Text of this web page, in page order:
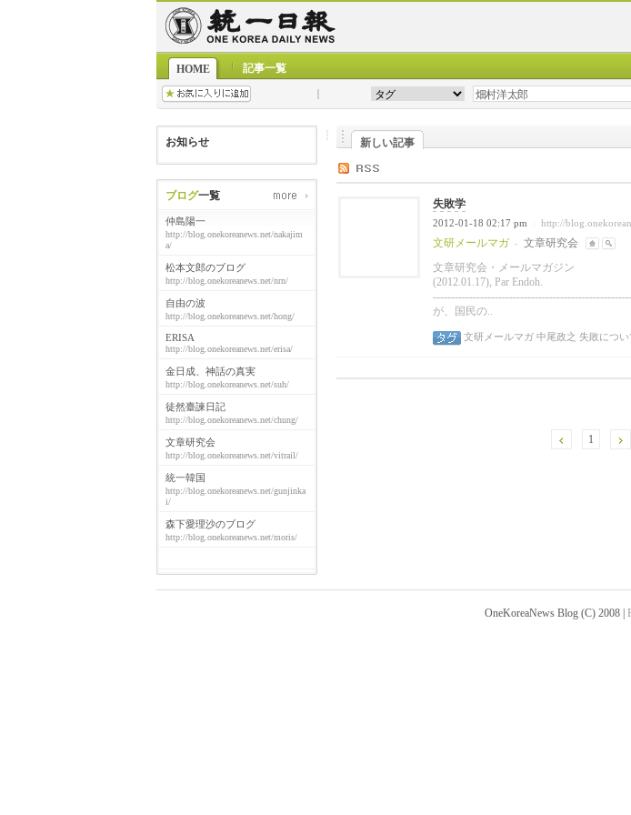
HOME 記事一覧
お知らせ
ブログ一覧
仲島陽一
http://blog.onekoreanews.net/nakajim
a/
松本文郎のブログ
http://blog.onekoreanews.net/nrn/
自由の波
http://blog.onekoreanews.net/hong/
ERISA
http://blog.onekoreanews.net/erisa/
金日成、神話の真実
http://blog.onekoreanews.net/suh/
徒然臺諫日記
http://blog.onekoreanews.net/chung/
文章研究会
http://blog.onekoreanews.net/vitrail/
統一韓国
http://blog.onekoreanews.net/gunjinka
i/
森下愛理沙のブログ
http://blog.onekoreanews.net/moris/
新しい記事
失敗学
2012-01-18 02:17 pm http://
文研メールマガ -
文章研究会
文章研究会・メールマガジン
(2012.01.17), Par
が、国民の..
文研メールマガ 中尾政之 失敗につい
1
OneKoreaNews Blog (C) 2008 |